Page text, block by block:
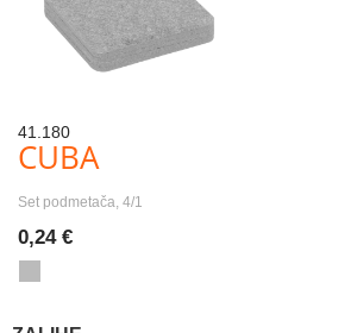
41.180
CUBA
Set podmetača, 4/1
0,24 €